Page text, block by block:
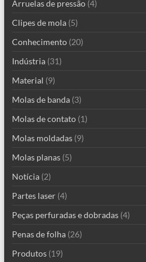
Arruelas de pressão(4)
Clipes de mola(5)
Conhecimento(20)
Indústria(31)
Material (9)
Molas de banda(3)
Molas de contato(1)
Molas moldadas(9)
Molas planas(5)
Notícia(2)
Partes laser(4)
Peças perfuradas e dobradas(4)
Penas de folha(26)
Produtos(19)